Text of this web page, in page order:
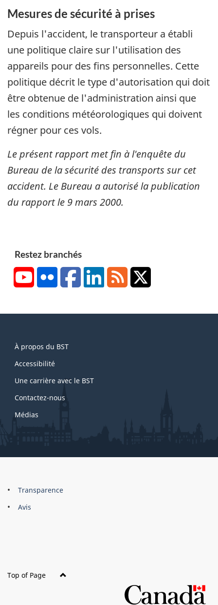
Mesures de sécurité à prises
Depuis l'accident, le transporteur a établi
une politique claire sur l'utilisation des
appareils pour des fins personnelles. Cette
politique décrit le type d'autorisation qui doit
être obtenue de l'administration ainsi que
les conditions météorologiques qui doivent
régner pour ces vols.
Le présent rapport met fin à l'enquête du
Bureau de la sécurité des transports sur cet
accident. Le Bureau a autorisé la publication
du rapport le 9 mars 2000.
Restez branchés
YouTubeFlickr FacebookLinkedInRSS
this
site
À propos du BST
Accessibilité
Une carrière avec le BST
Contactez-nous
Médias
About
this
Brand
Transparence
Avis
Top of Page